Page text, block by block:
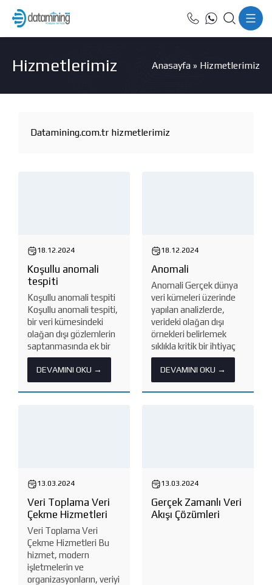
Hizmetlerimiz Anasayfa » Hizmetlerimiz
Datamining.com.tr hizmetlerimiz
18.12.2024
Koşullu anomali
tespiti
Koşullu anomali tespiti
Koşullu anomali tespiti,
bir veri kümesindeki
olağan dışı gözlemlerin
saptanmasında ek bir
bakış açısı sunar. Temel
olarak, veri setindeki
bazı özniteliklerin
doğrudan anomali
DEVAMINI OKU →
18.12.2024
Anomali
Anomali Gerçek dünya
veri kümeleri üzerinde
yapılan analizlerde,
verideki olağan dışı
örnekleri belirlemek
sıklıkla kritik bir ihtiyaç
haline gelmektedir. Bu
olağan dışı örnekler,
“anomali” olarak
adlandırılır ve anomali
DEVAMINI OKU →
13.03.2024
Veri Toplama Veri
Çekme Hizmetleri
Veri Toplama Veri
Çekme Hizmetleri Bu
hizmet, modern
işletmelerin ve
organizasyonların, veriyi
13.03.2024
Gerçek Zamanlı Veri
Akışı Çözümleri